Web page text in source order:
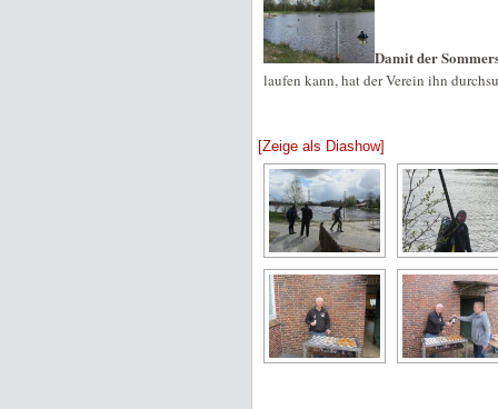
Damit der
laufen kann, hat der Verein ihn
[Zeige als Diashow]